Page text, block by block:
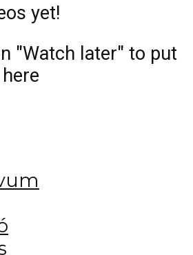
yet!
"Watch later" to put